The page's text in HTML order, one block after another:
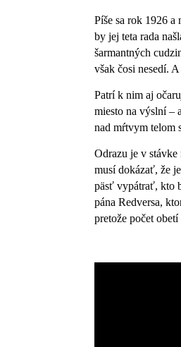
Píše sa rok 1926
by jej teta rada
šarmantných
však čosi nesedí.
Patrí k nim aj
miesto na výslní –
nad mŕtvym telom
Odrazu je v
musí dokázať, že
päsť vypátrať, kto
pána Redversa,
pretože počet